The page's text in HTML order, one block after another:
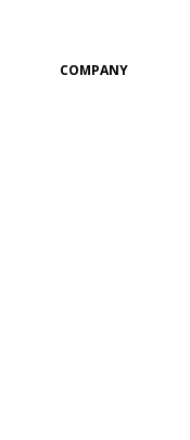
COMPANY